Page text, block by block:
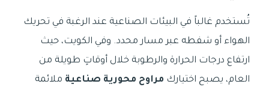
تُستخدم غالباً في البيئات الصناعية عند الرغبة في تحريك
الهواء أو شفطه عبر مسار محدد. وفي الكويت، حيث
ارتفاع درجات الحرارة والرطوبة خلال أوقاتٍ طويلة من
العام، يصبح اختيارك مراوح محورية صناعية ملائمة